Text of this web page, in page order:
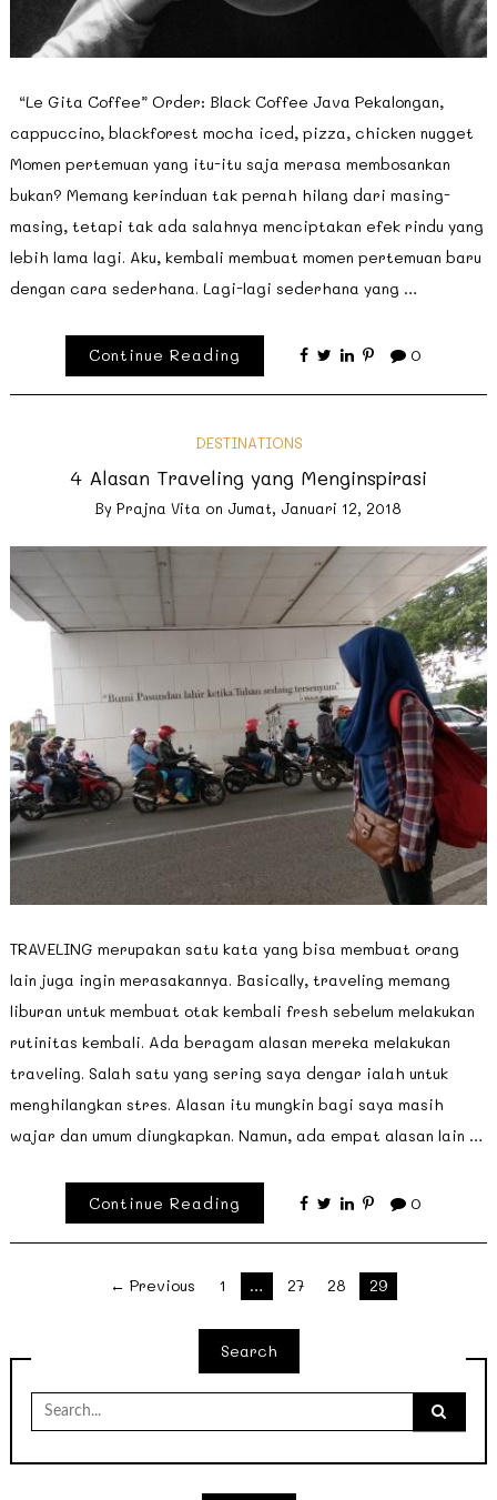
“Le Gita Coffee” Order: Black Coffee Java Pekalongan,
cappuccino, blackforest mocha iced, pizza, chicken nugget
Momen pertemuan yang itu-itu saja merasa membosankan
bukan? Memang kerinduan tak pernah hilang dari masing-
masing, tetapi tak ada salahnya menciptakan efek rindu yang
lebih lama lagi. Aku, kembali membuat momen pertemuan baru
dengan cara sederhana. Lagi-lagi sederhana yang …
Continue Reading 0
DESTINATIONS
4 Alasan Traveling yang Menginspirasi
By Prajna Vita on Jumat, Januari 12, 2018
TRAVELING merupakan satu kata yang bisa membuat orang
lain juga ingin merasakannya. Basically, traveling memang
liburan untuk membuat otak kembali fresh sebelum melakukan
rutinitas kembali. Ada beragam alasan mereka melakukan
traveling. Salah satu yang sering saya dengar ialah untuk
menghilangkan stres. Alasan itu mungkin bagi saya masih
wajar dan umum diungkapkan. Namun, ada empat alasan lain …
Continue Reading 0
Paginasi← Previous 1 … 27 28 29
Search
Search
for: